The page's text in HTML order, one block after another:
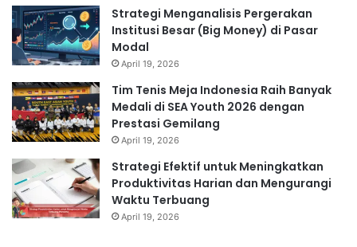
Strategi Menganalisis Pergerakan
Institusi Besar (Big Money) di Pasar
Modal
April 19, 2026
Tim Tenis Meja Indonesia Raih Banyak
Medali di SEA Youth 2026 dengan
Prestasi Gemilang
April 19, 2026
Strategi Efektif untuk Meningkatkan
Produktivitas Harian dan Mengurangi
Waktu Terbuang
April 19, 2026